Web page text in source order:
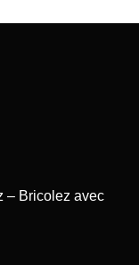
– Bricolez avec